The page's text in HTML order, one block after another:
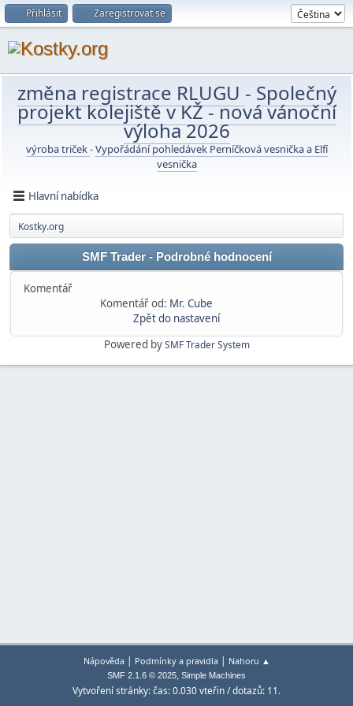
Přihlásit Zaregistrovat se
změna registrace RLUGU - Společný
projekt kolejiště v KŽ-nová vánoční
výloha 2026
výroba triček-Vypořádání pohledávek Perníčková vesnička a Elfí
vesnička
Hlavní nabídka
Kostky.org
SMF Trader - Podrobné hodnocení
Komentář
Komentář od: Mr. Cube
Zpět do nastavení
Powered bySMF Trader System
Nápověda| Podmínky a pravidla| Nahoru ▲
SMF 2.1.6 © 2025, Simple Machines
Vytvoření stránky: čas: 0.030 vteřin / dotazů: 11.